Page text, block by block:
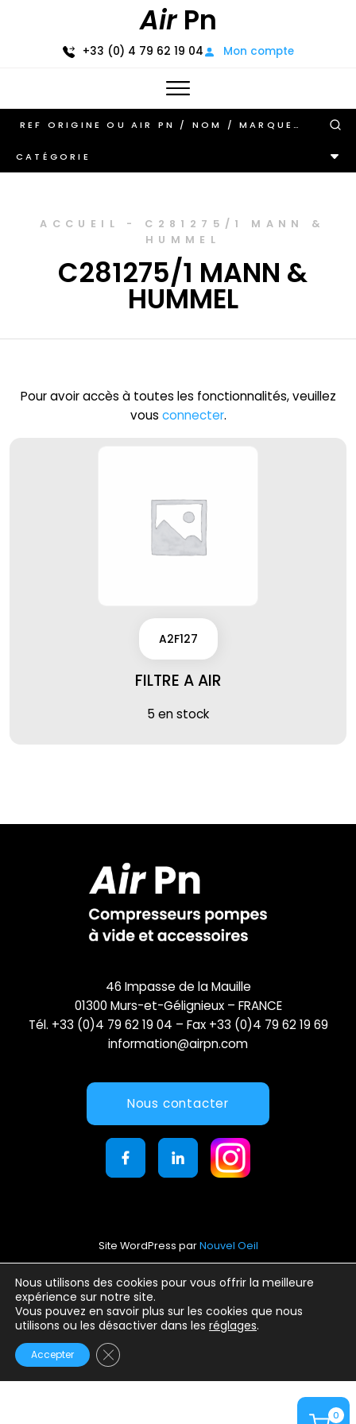
AirPn
+33 (0) 4 79 62 19 04 Mon compte
0
CATÉGORIE
ACCUEIL - C281275/1 MANN &
HUMMEL
C281275/1 MANN &
HUMMEL
Pour avoir accès à toutes les fonctionnalités, veuillez
vous connecter.
A2F127
FILTRE A AIR
5 en stock
Nous utilisons des cookies pour vous offrir la meilleure
expérience sur notre site.
Vous pouvez en savoir plus sur les cookies que nous
utilisons ou les désactiver dans les réglages.
Accepter Fermer la bannière des cookies GDPR
46 Impasse de la Mauille
01300 Murs-et-Gélignieux – FRANCE
Tél. +33 (0)4 79 62 19 04 – Fax +33 (0)4 79 62 19 69
information@airpn.com
Nous contacter
Site WordPress parNouvel Oeil
Mentions légales
Conditions générales d’utilisation
Politique de confidentialité